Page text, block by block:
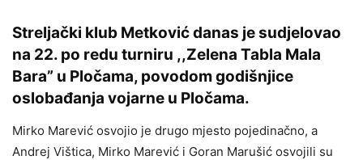
Streljački klub Metković danas je sudjelovao
na 22. po redu turniru ,,Zelena Tabla Mala
Bara” u Pločama, povodom godišnjice
oslobađanja vojarne u Pločama.
Mirko Marević osvojio je drugo mjesto pojedinačno, a
Andrej Vištica, Mirko Marević i Goran Marušić osvojili su